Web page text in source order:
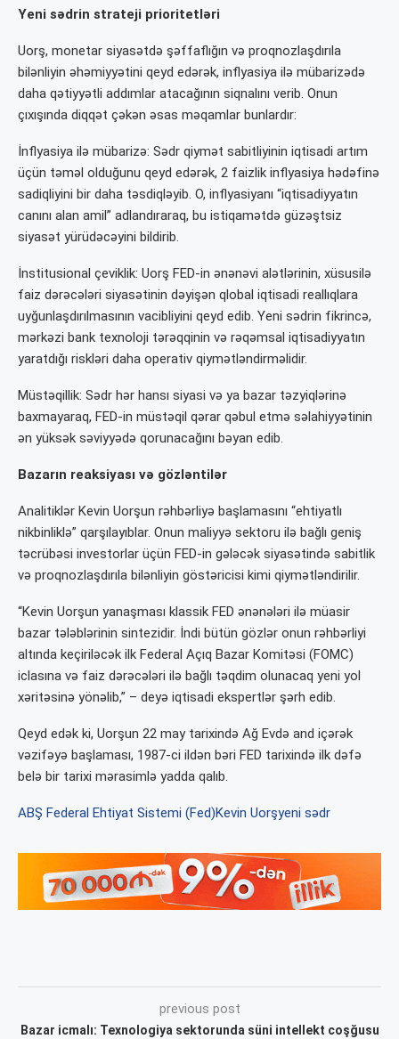
Yeni sədrin strateji prioritetləri
Uorş, monetar siyasətdə şəffaflığın və proqnozlaşdırıla
bilənliyin əhəmiyyətini qeyd edərək, inflyasiya ilə mübarizədə
daha qətiyyətli addımlar atacağının siqnalını verib. Onun
çıxışında diqqət çəkən əsas məqamlar bunlardır:
İnflyasiya ilə mübarizə: Sədr qiymət sabitliyinin iqtisadi artım
üçün təməl olduğunu qeyd edərək, 2 faizlik inflyasiya hədəfinə
sadiqliyini bir daha təsdiqləyib. O, inflyasiyanı “iqtisadiyyatın
canını alan amil” adlandıraraq, bu istiqamətdə güzəştsiz
siyasət yürüdəcəyini bildirib.
İnstitusional çeviklik: Uorş FED-in ənənəvi alətlərinin, xüsusilə
faiz dərəcələri siyasətinin dəyişən qlobal iqtisadi reallıqlara
uyğunlaşdırılmasının vacibliyini qeyd edib. Yeni sədrin fikrincə,
mərkəzi bank texnoloji tərəqqinin və rəqəmsal iqtisadiyyatın
yaratdığı riskləri daha operativ qiymətləndirməlidir.
Müstəqillik: Sədr hər hansı siyasi və ya bazar təzyiqlərinə
baxmayaraq, FED-in müstəqil qərar qəbul etmə səlahiyyətinin
ən yüksək səviyyədə qorunacağını bəyan edib.
Bazarın reaksiyası və gözləntilər
Analitiklər Kevin Uorşun rəhbərliyə başlamasını “ehtiyatlı
nikbinliklə” qarşılayıblar. Onun maliyyə sektoru ilə bağlı geniş
təcrübəsi investorlar üçün FED-in gələcək siyasətində sabitlik
və proqnozlaşdırıla bilənliyin göstəricisi kimi qiymətləndirilir.
“Kevin Uorşun yanaşması klassik FED ənənələri ilə müasir
bazar tələblərinin sintezidir. İndi bütün gözlər onun rəhbərliyi
altında keçiriləcək ilk Federal Açıq Bazar Komitəsi (FOMC)
iclasına və faiz dərəcələri ilə bağlı təqdim olunacaq yeni yol
xəritəsinə yönəlib,” – deyə iqtisadi ekspertlər şərh edib.
Qeyd edək ki, Uorşun 22 may tarixində Ağ Evdə and içərək
vəzifəyə başlaması, 1987-ci ildən bəri FED tarixində ilk dəfə
belə bir tarixi mərasimlə yadda qalıb.
ABŞ Federal Ehtiyat Sistemi (Fed)Kevin Uorşyeni sədr
previous post
Bazar icmalı: Texnologiya sektorunda süni intellekt coşğusu